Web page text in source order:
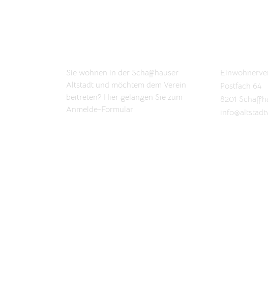
Sie wohnen in der Schaffhauser
Altstadt und möchtem dem Verein
beitreten? Hier gelangen Sie zum
Anmelde-Formular
Postfach 64
8201